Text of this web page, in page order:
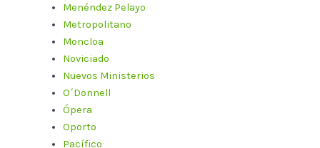
Menéndez Pelayo
Metropolitano
Moncloa
Noviciado
Nuevos Ministerios
O´Donnell
Ópera
Oporto
Pacífico